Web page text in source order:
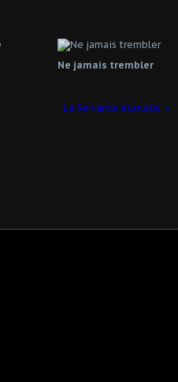
Ne jamais trembler
La Servante écarlate